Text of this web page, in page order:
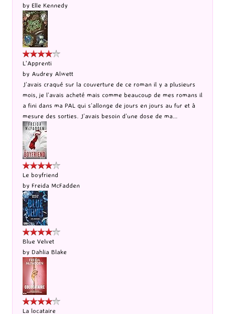
by Elle Kennedy
L'Apprenti
by Audrey Alwett
J’avais craqué sur la couverture de ce roman il y a plusieurs
mois, je l’avais acheté mais comme beaucoup de mes romans il
a fini dans ma PAL qui s’allonge de jours en jours au fur et à
mesure des sorties. J’avais besoin d’une dose de ma...
Le boyfriend
by Freida McFadden
Blue Velvet
by Dahlia Blake
La locataire